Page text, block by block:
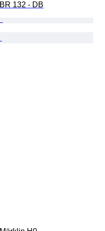
BR 132 - DB